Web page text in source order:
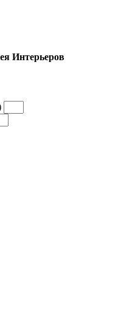
Интерьеров